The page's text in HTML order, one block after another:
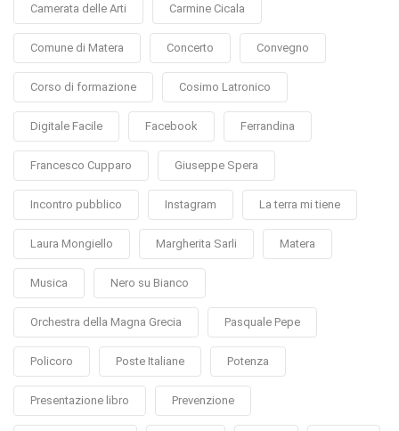
Camerata delle Arti Carmine Cicala
Comune di Matera Concerto Convegno
Corso di formazione Cosimo Latronico
Digitale Facile Facebook Ferrandina
Francesco Cupparo Giuseppe Spera
Incontro pubblico Instagram La terra mi tiene
Laura Mongiello Margherita Sarli Matera
Musica Nero su Bianco
Orchestra della Magna Grecia Pasquale Pepe
Policoro Poste Italiane Potenza
Presentazione libro Prevenzione